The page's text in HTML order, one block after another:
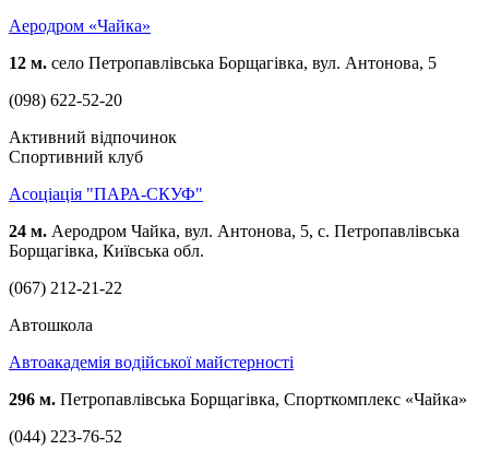
Аеродром «Чайка»
12 м. село Петропавлівська Борщагівка, вул. Антонова, 5
(098) 622-52-20
Активний відпочинок
Спортивний клуб
Асоціація "ПАРА-СКУФ"
24 м. Аеродром Чайка, вул. Антонова, 5, с. Петропавлівська
Борщагівка, Київська обл.
(067) 212-21-22
Автошкола
Автоакадемія водійської майстерності
296 м. Петропавлівська Борщагівка, Спорткомплекс «Чайка»
(044) 223-76-52